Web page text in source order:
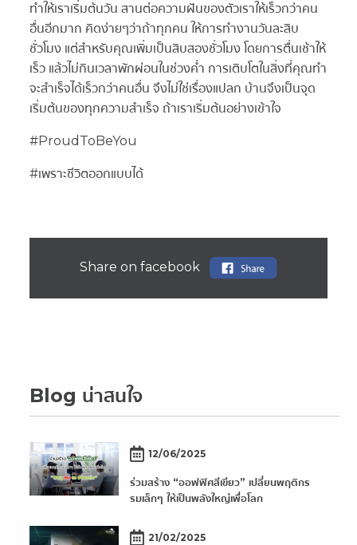
ทำให้เราเริ่มต้นวัน สานต่อความฝันของตัวเราให้เร็วกว่าคน
อื่นอีกมาก คิดง่ายๆว่าถ้าทุกคน ให้การทำงานวันละสิบ
ชั่วโมง แต่สำหรับคุณเพิ่มเป็นสิบสองชั่วโมง โดยการตื่นเช้าให้
เร็ว แล้วไม่กินเวลาพักผ่อนในช่วงค่ำ การเติบโตในสิ่งที่คุณทำ
จะสำเร็จได้เร็วกว่าคนอื่น จึงไม่ใช่เรื่องแปลก บ้านจึงเป็นจุด
เริ่มต้นของทุกความสำเร็จ ถ้าเราเริ่มต้นอย่างเข้าใจ
#ProudToBeYou
#เพราะชีวิตออกแบบได้
Share on facebook
Blog น่าสนใจ
12/06/2025
ร่วมสร้าง “ออฟฟิศสีเขียว” เปลี่ยนพฤติกร
รมเล็กๆ ให้เป็นพลังใหญ่เพื่อโลก
21/02/2025